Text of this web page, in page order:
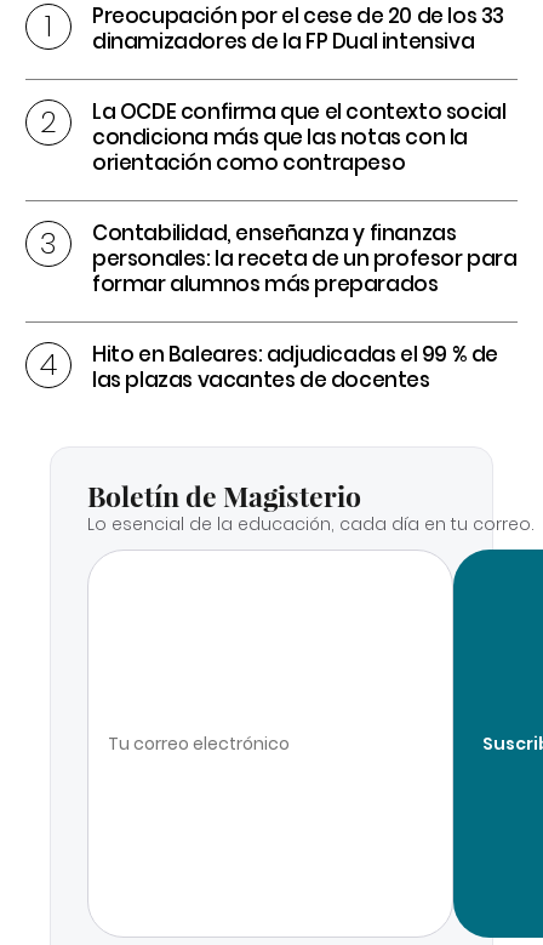
Preocupación por el cese de 20 de los 33
dinamizadores de la FP Dual intensiva
La OCDE confirma que el contexto social
condiciona más que las notas con la
orientación como contrapeso
Contabilidad, enseñanza y finanzas
personales: la receta de un profesor para
formar alumnos más preparados
Hito en Baleares: adjudicadas el 99 % de
las plazas vacantes de docentes
Boletín de Magisterio
Lo esencial de la educación, cada día en tu correo.